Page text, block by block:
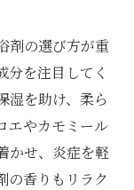
剤の選び方が重
分を注目してく
湿を助け、柔ら
エやカモミール
かせ、炎症を軽
の香りもリラク